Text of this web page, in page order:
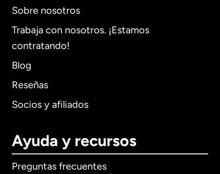
Sobre nosotros
Trabaja con nosotros. ¡Estamos
contratando!
Blog
Reseñas
Socios y afiliados
Ayuda y recursos
Preguntas frecuentes